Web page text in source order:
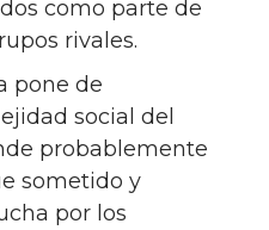
como parte de
rivales.
pone de
social del
probablemente
sometido y
por los